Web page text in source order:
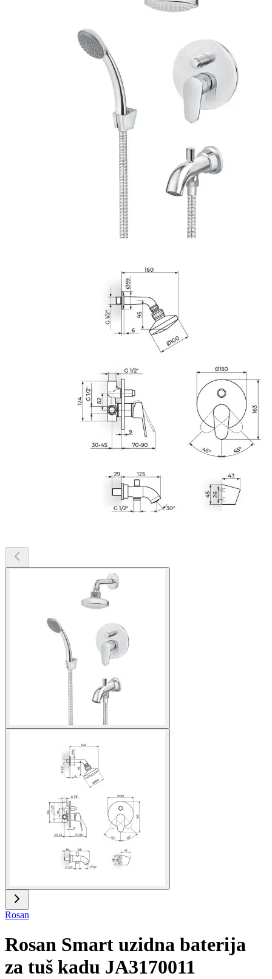
Rosan
Rosan Smart uzidna baterija
za tuš kadu JA3170011